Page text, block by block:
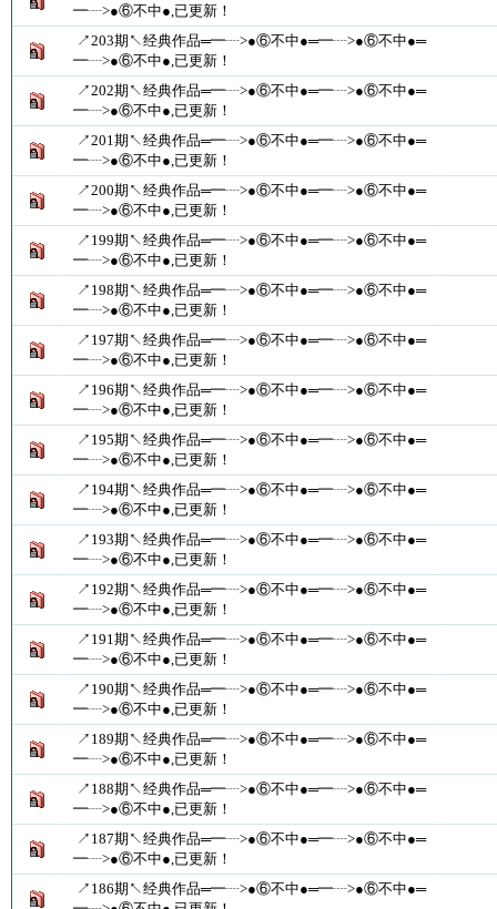
━┈>●⑥不中●,已更新！
↗203期↖经典作品═━┈>●⑥不中●═━┈>●⑥不中●═
━┈>●⑥不中●,已更新！
↗202期↖经典作品═━┈>●⑥不中●═━┈>●⑥不中●═
━┈>●⑥不中●,已更新！
↗201期↖经典作品═━┈>●⑥不中●═━┈>●⑥不中●═
━┈>●⑥不中●,已更新！
↗200期↖经典作品═━┈>●⑥不中●═━┈>●⑥不中●═
━┈>●⑥不中●,已更新！
↗199期↖经典作品═━┈>●⑥不中●═━┈>●⑥不中●═
━┈>●⑥不中●,已更新！
↗198期↖经典作品═━┈>●⑥不中●═━┈>●⑥不中●═
━┈>●⑥不中●,已更新！
↗197期↖经典作品═━┈>●⑥不中●═━┈>●⑥不中●═
━┈>●⑥不中●,已更新！
↗196期↖经典作品═━┈>●⑥不中●═━┈>●⑥不中●═
━┈>●⑥不中●,已更新！
↗195期↖经典作品═━┈>●⑥不中●═━┈>●⑥不中●═
━┈>●⑥不中●,已更新！
↗194期↖经典作品═━┈>●⑥不中●═━┈>●⑥不中●═
━┈>●⑥不中●,已更新！
↗193期↖经典作品═━┈>●⑥不中●═━┈>●⑥不中●═
━┈>●⑥不中●,已更新！
↗192期↖经典作品═━┈>●⑥不中●═━┈>●⑥不中●═
━┈>●⑥不中●,已更新！
↗191期↖经典作品═━┈>●⑥不中●═━┈>●⑥不中●═
━┈>●⑥不中●,已更新！
↗190期↖经典作品═━┈>●⑥不中●═━┈>●⑥不中●═
━┈>●⑥不中●,已更新！
↗189期↖经典作品═━┈>●⑥不中●═━┈>●⑥不中●═
━┈>●⑥不中●,已更新！
↗188期↖经典作品═━┈>●⑥不中●═━┈>●⑥不中●═
━┈>●⑥不中●,已更新！
↗187期↖经典作品═━┈>●⑥不中●═━┈>●⑥不中●═
━┈>●⑥不中●,已更新！
↗186期↖经典作品═━┈>●⑥不中●═━┈>●⑥不中●═